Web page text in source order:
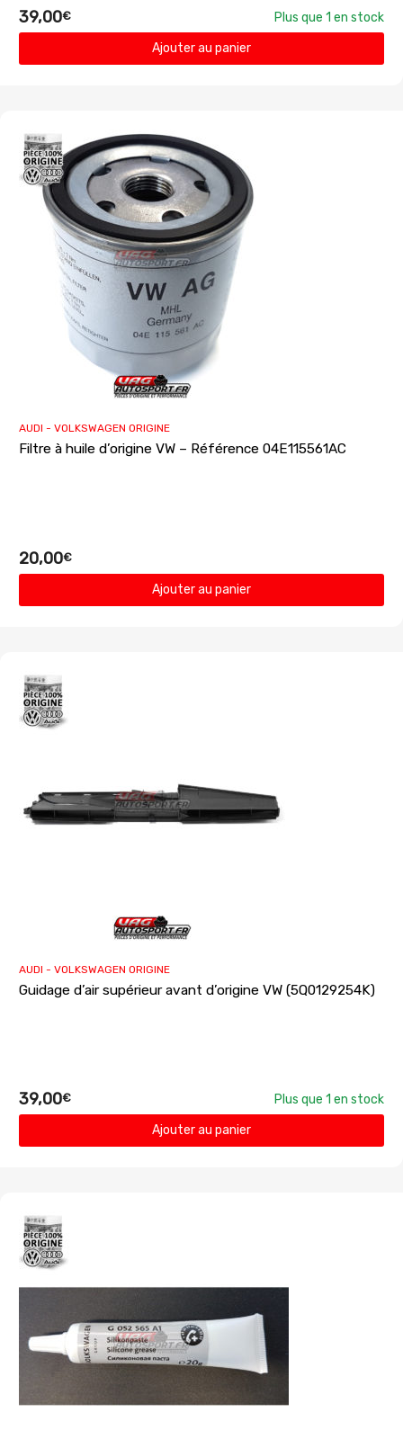
39,00€
Plus que 1 en stock
Ajouter au panier
AUDI - VOLKSWAGEN ORIGINE
Filtre à huile d’origine VW – Référence 04E115561AC
20,00€
Ajouter au panier
AUDI - VOLKSWAGEN ORIGINE
Guidage d’air supérieur avant d’origine VW (5Q0129254K)
39,00€
Plus que 1 en stock
Ajouter au panier